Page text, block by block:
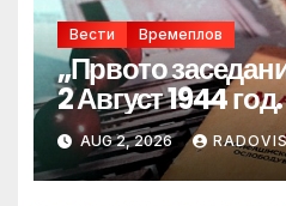
Вести Времеплов
„Првото
2 Август 1944 год.
AUG 2, 2026